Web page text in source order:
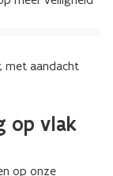
met aandacht
op vlak
op onze